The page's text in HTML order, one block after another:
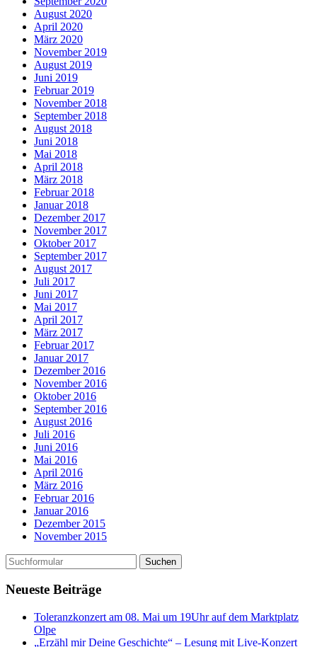
August 2020
April 2020
März 2020
November 2019
August 2019
Juni 2019
Februar 2019
November 2018
September 2018
August 2018
Juni 2018
Mai 2018
April 2018
März 2018
Februar 2018
Januar 2018
Dezember 2017
November 2017
Oktober 2017
September 2017
August 2017
Juli 2017
Juni 2017
Mai 2017
April 2017
März 2017
Februar 2017
Januar 2017
Dezember 2016
November 2016
Oktober 2016
September 2016
August 2016
Juli 2016
Juni 2016
Mai 2016
April 2016
März 2016
Februar 2016
Januar 2016
Dezember 2015
November 2015
Neueste Beiträge
Toleranzkonzert am 08. Mai um 19Uhr auf dem Marktplatz
Olpe
„Erzähl mir Deine Geschichte“ – Lesung mit Live-Konzert